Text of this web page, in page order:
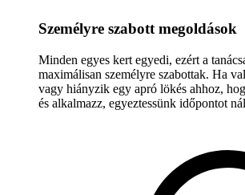
Személyre szabott megoldások
Minden egyes kert egyedi, ezért a
maximálisan személyre szabottak. Ha
vagy hiányzik egy apró lökés ahhoz,
és alkalmazz, egyeztessünk időpontot